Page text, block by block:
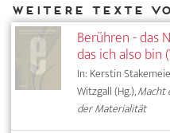
Berühren - das
das ich also bin
In: Kerstin
Witzgall (Hg.),Macht
der Materialität